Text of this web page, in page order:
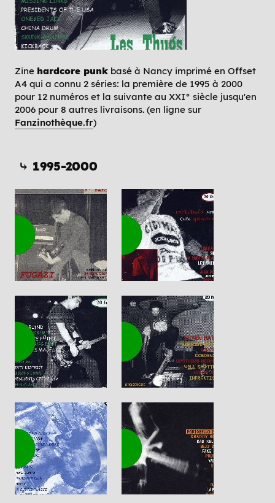
Zine hardcore punk basé à Nancy imprimé en Offset
A4 qui a connu 2 séries: la première de 1995 à 2000
pour 12 numéros et la suivante au XXI° siècle jusqu'en
2006 pour 8 autres livraisons. (en ligne sur
Fanzinothèque.fr)
⤷ 1995-2000